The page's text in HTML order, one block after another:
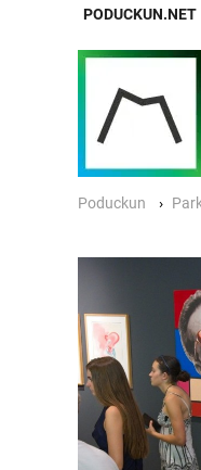
PODUCKUN.NET
Poduckun